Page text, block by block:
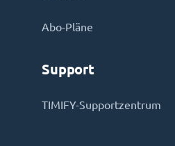
Abo-Pläne
Support
TIMIFY-Supportzentrum